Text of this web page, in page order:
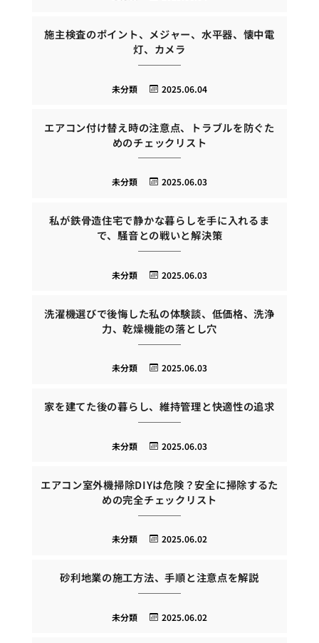
施主検査のポイント、メジャー、水平器、懐中電
灯、カメラ
2025.06.04
未分類
エアコン付け替え時の注意点、トラブルを防ぐた
めのチェックリスト
2025.06.03
未分類
私が鉄骨造住宅で静かな暮らしを手に入れるま
で、騒音との戦いと解決策
2025.06.03
未分類
洗濯機選びで後悔した私の体験談、低価格、洗浄
力、乾燥機能の落とし穴
2025.06.03
未分類
家を建てた後の暮らし、維持管理と快適性の追求
2025.06.03
未分類
エアコン室外機掃除DIYは危険？安全に掃除するた
めの完全チェックリスト
2025.06.02
未分類
砂利地業の施工方法、手順と注意点を解説
2025.06.02
未分類